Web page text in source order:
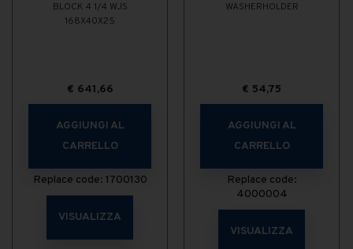
BLOCK 4 1/4 WJS
168X40X25
€ 641,66
AGGIUNGI AL
CARRELLO
Replace code: 1700130
VISUALIZZA
WASHERHOLDER
€ 54,75
AGGIUNGI AL
CARRELLO
Replace code:
4000004
VISUALIZZA